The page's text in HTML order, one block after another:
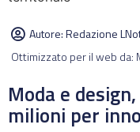
Autore:Redazione
Ottimizzato per il web da:
Moda e
milioni per